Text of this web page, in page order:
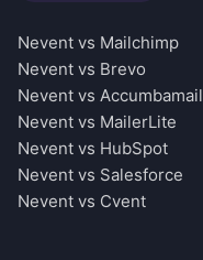
Nevent vs Mailchimp
Nevent vs Brevo
Nevent vs Accumbamail
Nevent vs MailerLite
Nevent vs HubSpot
Nevent vs Salesforce
Nevent vs Cvent